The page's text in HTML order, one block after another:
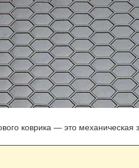
коврика — это